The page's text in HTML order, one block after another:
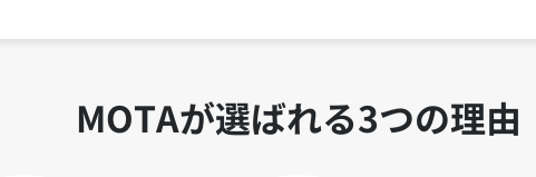
MOTAが選ばれる3つの理由